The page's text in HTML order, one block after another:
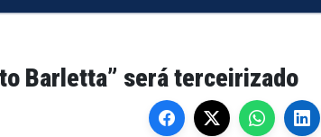
Barletta” será terceirizado